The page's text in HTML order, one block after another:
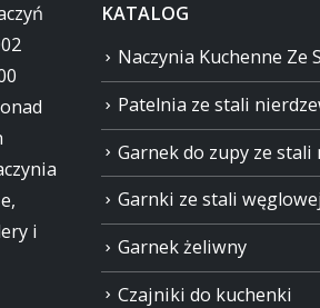
i
KATALOG
Naczynia Kuchenne Ze
Patelnia ze stali
Garnek do zupy ze
Garnki ze stali węglowej
Garnek żeliwny
Czajniki do kuchenki